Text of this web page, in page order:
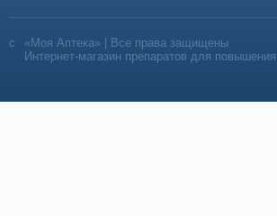
«Моя Аптека» | Все права защищены
Интернет-магазин препаратов для